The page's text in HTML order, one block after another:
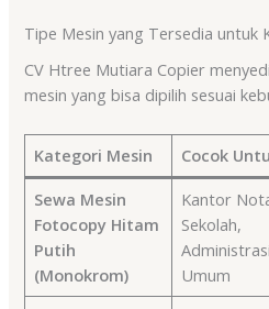
Tipe Mesin yang Tersedia untuk
CV Htree Mutiara Copier
mesin yang bisa dipilih sesuai
Kategori Mesin Cocok
Sewa Mesin
Fotocopy Hitam
Putih
(Monokrom)
Kantor
Sekolah,
Administrasi
Umum